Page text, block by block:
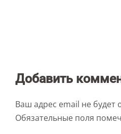
Добавить
Ваш адрес email не будет
Обязательные поля